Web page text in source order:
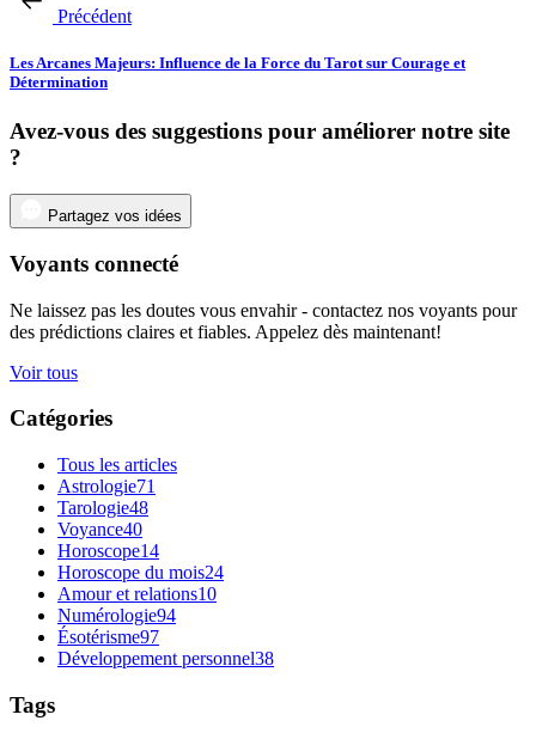
Précédent
Les Arcanes Majeurs: Influence de la Force du Tarot sur Courage et
Détermination
Avez-vous des suggestions pour améliorer notre site
?
Partagez vos idées
Voyants connecté
Ne laissez pas les doutes vous envahir - contactez nos voyants pour
des prédictions claires et fiables. Appelez dès maintenant!
Voir tous
Catégories
Tous les articles
Astrologie71
Tarologie48
Voyance40
Horoscope14
Horoscope du mois24
Amour et relations10
Numérologie94
Ésotérisme97
Développement personnel38
Tags